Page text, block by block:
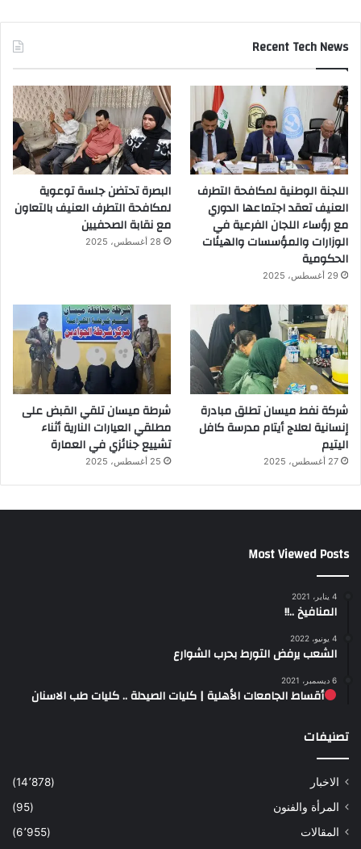
Recent Tech News
اللجنة الوطنية لمكافحة التطرف
العنيف تعقد اجتماعها الدوري
مع رؤساء اللجان الفرعية في
الوزارات والمؤسسات والهيئات
الحكومية
29 أغسطس، 2025
البصرة تحتضن جلسة توعوية
لمكافحة التطرف العنيف بالتعاون
مع نقابة الصحفيين
28 أغسطس، 2025
شركة نفط ميسان تطلق مبادرة
إنسانية لعلاج أيتام مدرسة كافل
اليتيم
27 أغسطس، 2025
شرطة ميسان تلقي القبض على
مطلقي العيارات النارية أثناء
تشييع جنائزي في العمارة
25 أغسطس، 2025
Most Viewed Posts
4 يناير، 2021
المنافيخ ..!!
4 يونيو، 2022
الشعب يرفض التورط بحرب الشوارع
6 ديسمبر، 2021
أقساط الجامعات الأهلية | كليات الصيدلة .. كليات طب الاسنان
تصنيفات
الاخبار
(14٬878)
المرأة والفنون
(95)
المقالات
(6٬955)